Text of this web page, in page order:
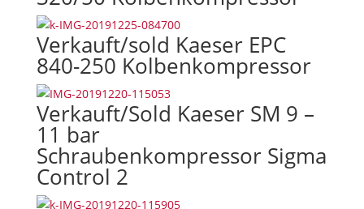
Verkauft/sold Kaeser EPC
840-250 Kolbenkompressor
Verkauft/Sold Kaeser SM 9 –
11 bar
Schraubenkompressor Sigma
Control 2